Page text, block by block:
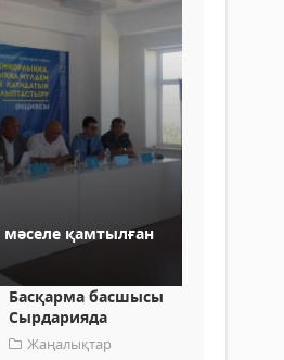
қамтылған
Басқарма басшысы
Сырдарияда
Жаңалықтар